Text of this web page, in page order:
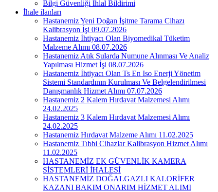
Bilgi Güvenliği İhlal Bildirimi
İhale ilanları
Hastanemiz Yeni Doğan İşitme Tarama Cihazı
Kalibrasyon İşi 09.07.2026
Hastanemiz İhtiyacı Olan Biyomedikal Tüketim
Malzeme Alımı 08.07.2026
Hastanemiz Atık Sularda Numune Alınması Ve Analiz
Yapılması Hizmet İşi 08.07.2026
Hastanemiz İhtiyacı Olan Ts En Iso Enerji Yönetim
Sistemi Standardının Kurulması Ve Belgelendirilmesi
Danışmanlık Hizmet Alımı 07.07.2026
Hastanemiz 2 Kalem Hırdavat Malzemesi Alımı
24.02.2025
Hastanemiz 3 Kalem Hırdavat Malzemesi Alımı
24.02.2025
Hastanemiz Hırdavat Malzeme Alımı 11.02.2025
Hastanemiz Tıbbi Cihazlar Kalibrasyon Hizmet Alımı
11.02.2025
HASTANEMİZ EK GÜVENLİK KAMERA
SİSTEMLERİ İHALESİ
HASTANEMİZ DOĞALGAZLI KALORİFER
KAZANI BAKIM ONARIM HİZMET ALIMI